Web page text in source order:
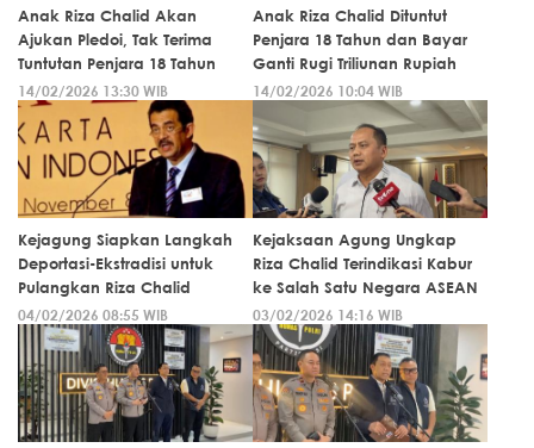
Anak Riza Chalid Akan
Ajukan Pledoi, Tak Terima
Tuntutan Penjara 18 Tahun
14/02/2026 13:30 WIB
Anak Riza Chalid Dituntut
Penjara 18 Tahun dan Bayar
Ganti Rugi Triliunan Rupiah
14/02/2026 10:04 WIB
Kejagung Siapkan Langkah
Deportasi-Ekstradisi untuk
Pulangkan Riza Chalid
04/02/2026 08:55 WIB
Kejaksaan Agung Ungkap
Riza Chalid Terindikasi Kabur
ke Salah Satu Negara ASEAN
03/02/2026 14:16 WIB